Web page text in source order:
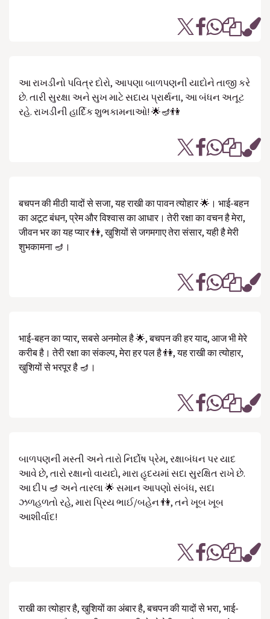
આ રાખડીનો પવિત્ર દોરો, આપણા બાળપણની યાદોને તાજી કરે
છે. તારી સુરક્ષા અને સુખ માટે સદાય પ્રાર્થના, આ બંધન અતૂટ
રહે. રાખડીની હાર્દિક શુભકામનાઓ! 🌟🪔👫
बचपन की मीठी यादों से सजा, यह राखी का पावन त्योहार 🌟। भाई-बहन
का अटूट बंधन, प्रेम और विश्वास का आधार। तेरी रक्षा का वचन है मेरा,
जीवन भर का यह प्यार 👫, खुशियों से जगमगाए तेरा संसार, यही है मेरी
शुभकामना 🪔।
भाई-बहन का प्यार, सबसे अनमोल है 🌟, बचपन की हर याद, आज भी मेरे
करीब है। तेरी रक्षा का संकल्प, मेरा हर पल है 👫, यह राखी का त्योहार,
खुशियों से भरपूर है 🪔।
બાળપણની મસ્તી અને તારો નિર્દોષ પ્રેમ, રક્ષાબંધન પર યાદ
આવે છે, તારો રક્ષાનો વાયદો, મારા હૃદયમાં સદા સુરક્ષિત રાખે છે.
આ દીપ 🪔 અને તારલા 🌟 સમાન આપણો સંબંધ, સદા
ઝળહળતો રહે, મારા પ્રિય ભાઈ/બહેન 👫, તને ખૂબ ખૂબ
આશીર્વાદ!
राखी का त्योहार है, खुशियों का अंबार है, बचपन की यादों से भरा, भाई-